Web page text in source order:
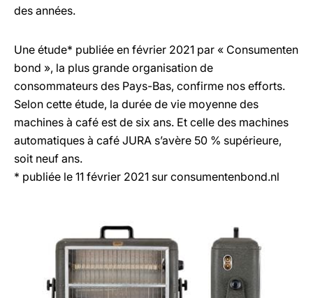
des années.
Une étude* publiée en février 2021 par « Consumenten
bond », la plus grande organisation de
consommateurs des Pays-Bas, confirme nos efforts.
Selon cette étude, la durée de vie moyenne des
machines à café est de six ans. Et celle des machines
automatiques à café JURA s’avère 50 % supérieure,
soit neuf ans.
* publiée le 11 février 2021 sur consumentenbond.nl